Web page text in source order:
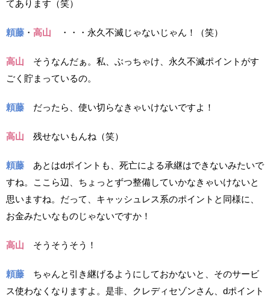
てあります（笑）
頼藤 ・ 高山 ・・・永久不滅じゃないじゃん！（笑）
高山 そうなんだぁ。私、ぶっちゃけ、永久不滅ポイントがす
ごく貯まっているの。
頼藤 だったら、使い切らなきゃいけないですよ！
高山 残せないもんね（笑）
頼藤 あとはdポイントも、死亡による承継はできないみたいで
すね。ここら辺、ちょっとずつ整備していかなきゃいけないと
思いますね。だって、キャッシュレス系のポイントと同様に、
お金みたいなものじゃないですか！
高山 そうそうそう！
頼藤 ちゃんと引き継げるようにしておかないと、そのサービ
ス使わなくなりますよ。是非、クレディセゾンさん、dポイント